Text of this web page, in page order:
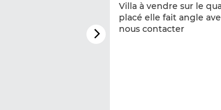
Villa à vendre sur le
placé elle fait angle
nous contacter